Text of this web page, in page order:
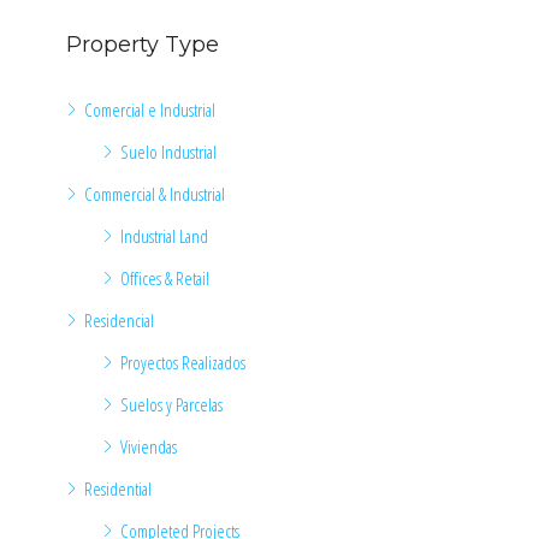
Property Type
Comercial e Industrial
Suelo Industrial
Commercial & Industrial
Industrial Land
Offices & Retail
Residencial
Proyectos Realizados
Suelos y Parcelas
Viviendas
Residential
Completed Projects